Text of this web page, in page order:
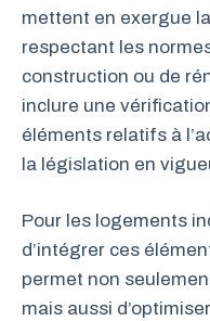
mettent en exergue
respectant les
construction ou de
inclure une
éléments relatifs à
la législation en
Pour les logements
d’intégrer ces
permet non
mais aussi